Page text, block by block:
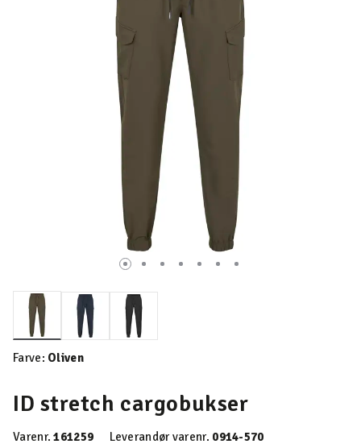
ID stretch cargobukser
Varenr.161259 Leverandør varenr. 0914-570
valgte
Farve: Oliven